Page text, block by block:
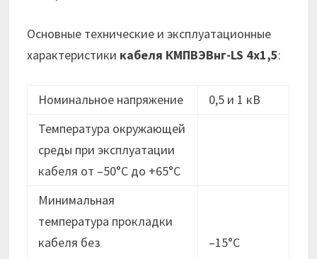
Основные технические и эксплуатационные
характеристики кабеля КМПВЭВнг-LS 4х1,5:
Номинальное напряжение
0,5 и 1 кВ
Температура окружающей
среды при эксплуатации
кабеля от –50°C до +65°C
Минимальная
температура прокладки
кабеля без
–15°C